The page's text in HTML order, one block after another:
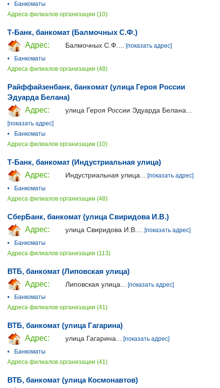
•
Банкоматы
Адреса филиалов организации (10)
Т-Банк, банкомат (Балмочных С.Ф.)
Адрес:
Балмочных С.Ф.... [показать адрес]
•
Банкоматы
Адреса филиалов организации (48)
Райффайзенбанк, банкомат (улица Героя России
Эдуарда Белана)
Адрес:
улица Героя России Эдуарда Белана...
[показать адрес]
•
Банкоматы
Адреса филиалов организации (10)
Т-Банк, банкомат (Индустриальная улица)
Адрес:
Индустриальная улица...
[показать адрес]
•
Банкоматы
Адреса филиалов организации (48)
СберБанк, банкомат (улица Свиридова И.В.)
Адрес:
улица Свиридова И.В....
[показать адрес]
•
Банкоматы
Адреса филиалов организации (113)
ВТБ, банкомат (Липовская улица)
Адрес:
Липовская улица...
[показать адрес]
•
Банкоматы
Адреса филиалов организации (41)
ВТБ, банкомат (улица Гагарина)
Адрес:
улица Гагарина... [показать адрес]
•
Банкоматы
Адреса филиалов организации (41)
ВТБ, банкомат (улица Космонавтов)